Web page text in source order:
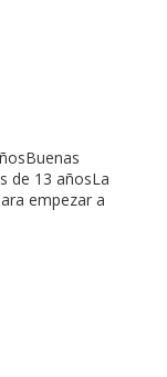
de 13 añosLa
empezar a